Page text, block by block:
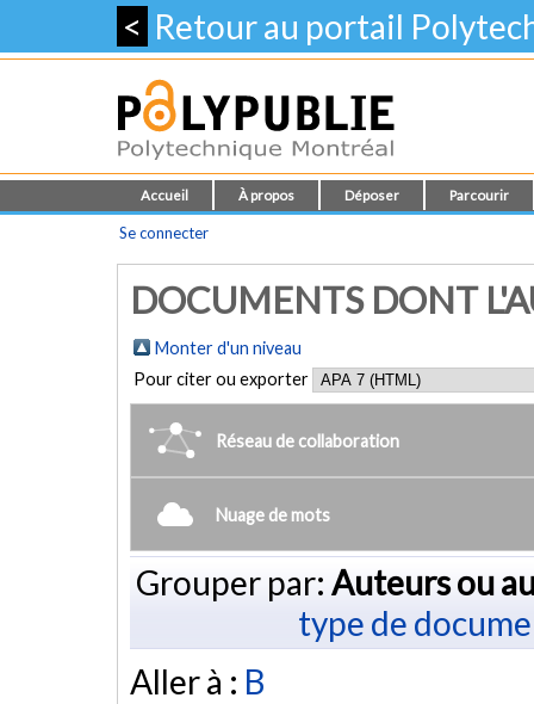
< Retour au portail
Accueil À propos Déposer Parcourir
Se connecter
DOCUMENTS DONT
Monter d'un niveau
Pour citer ou exporter
Réseau de collaboration
Nuage de mots
Grouper par: Auteurs ou
type de
Aller à : B